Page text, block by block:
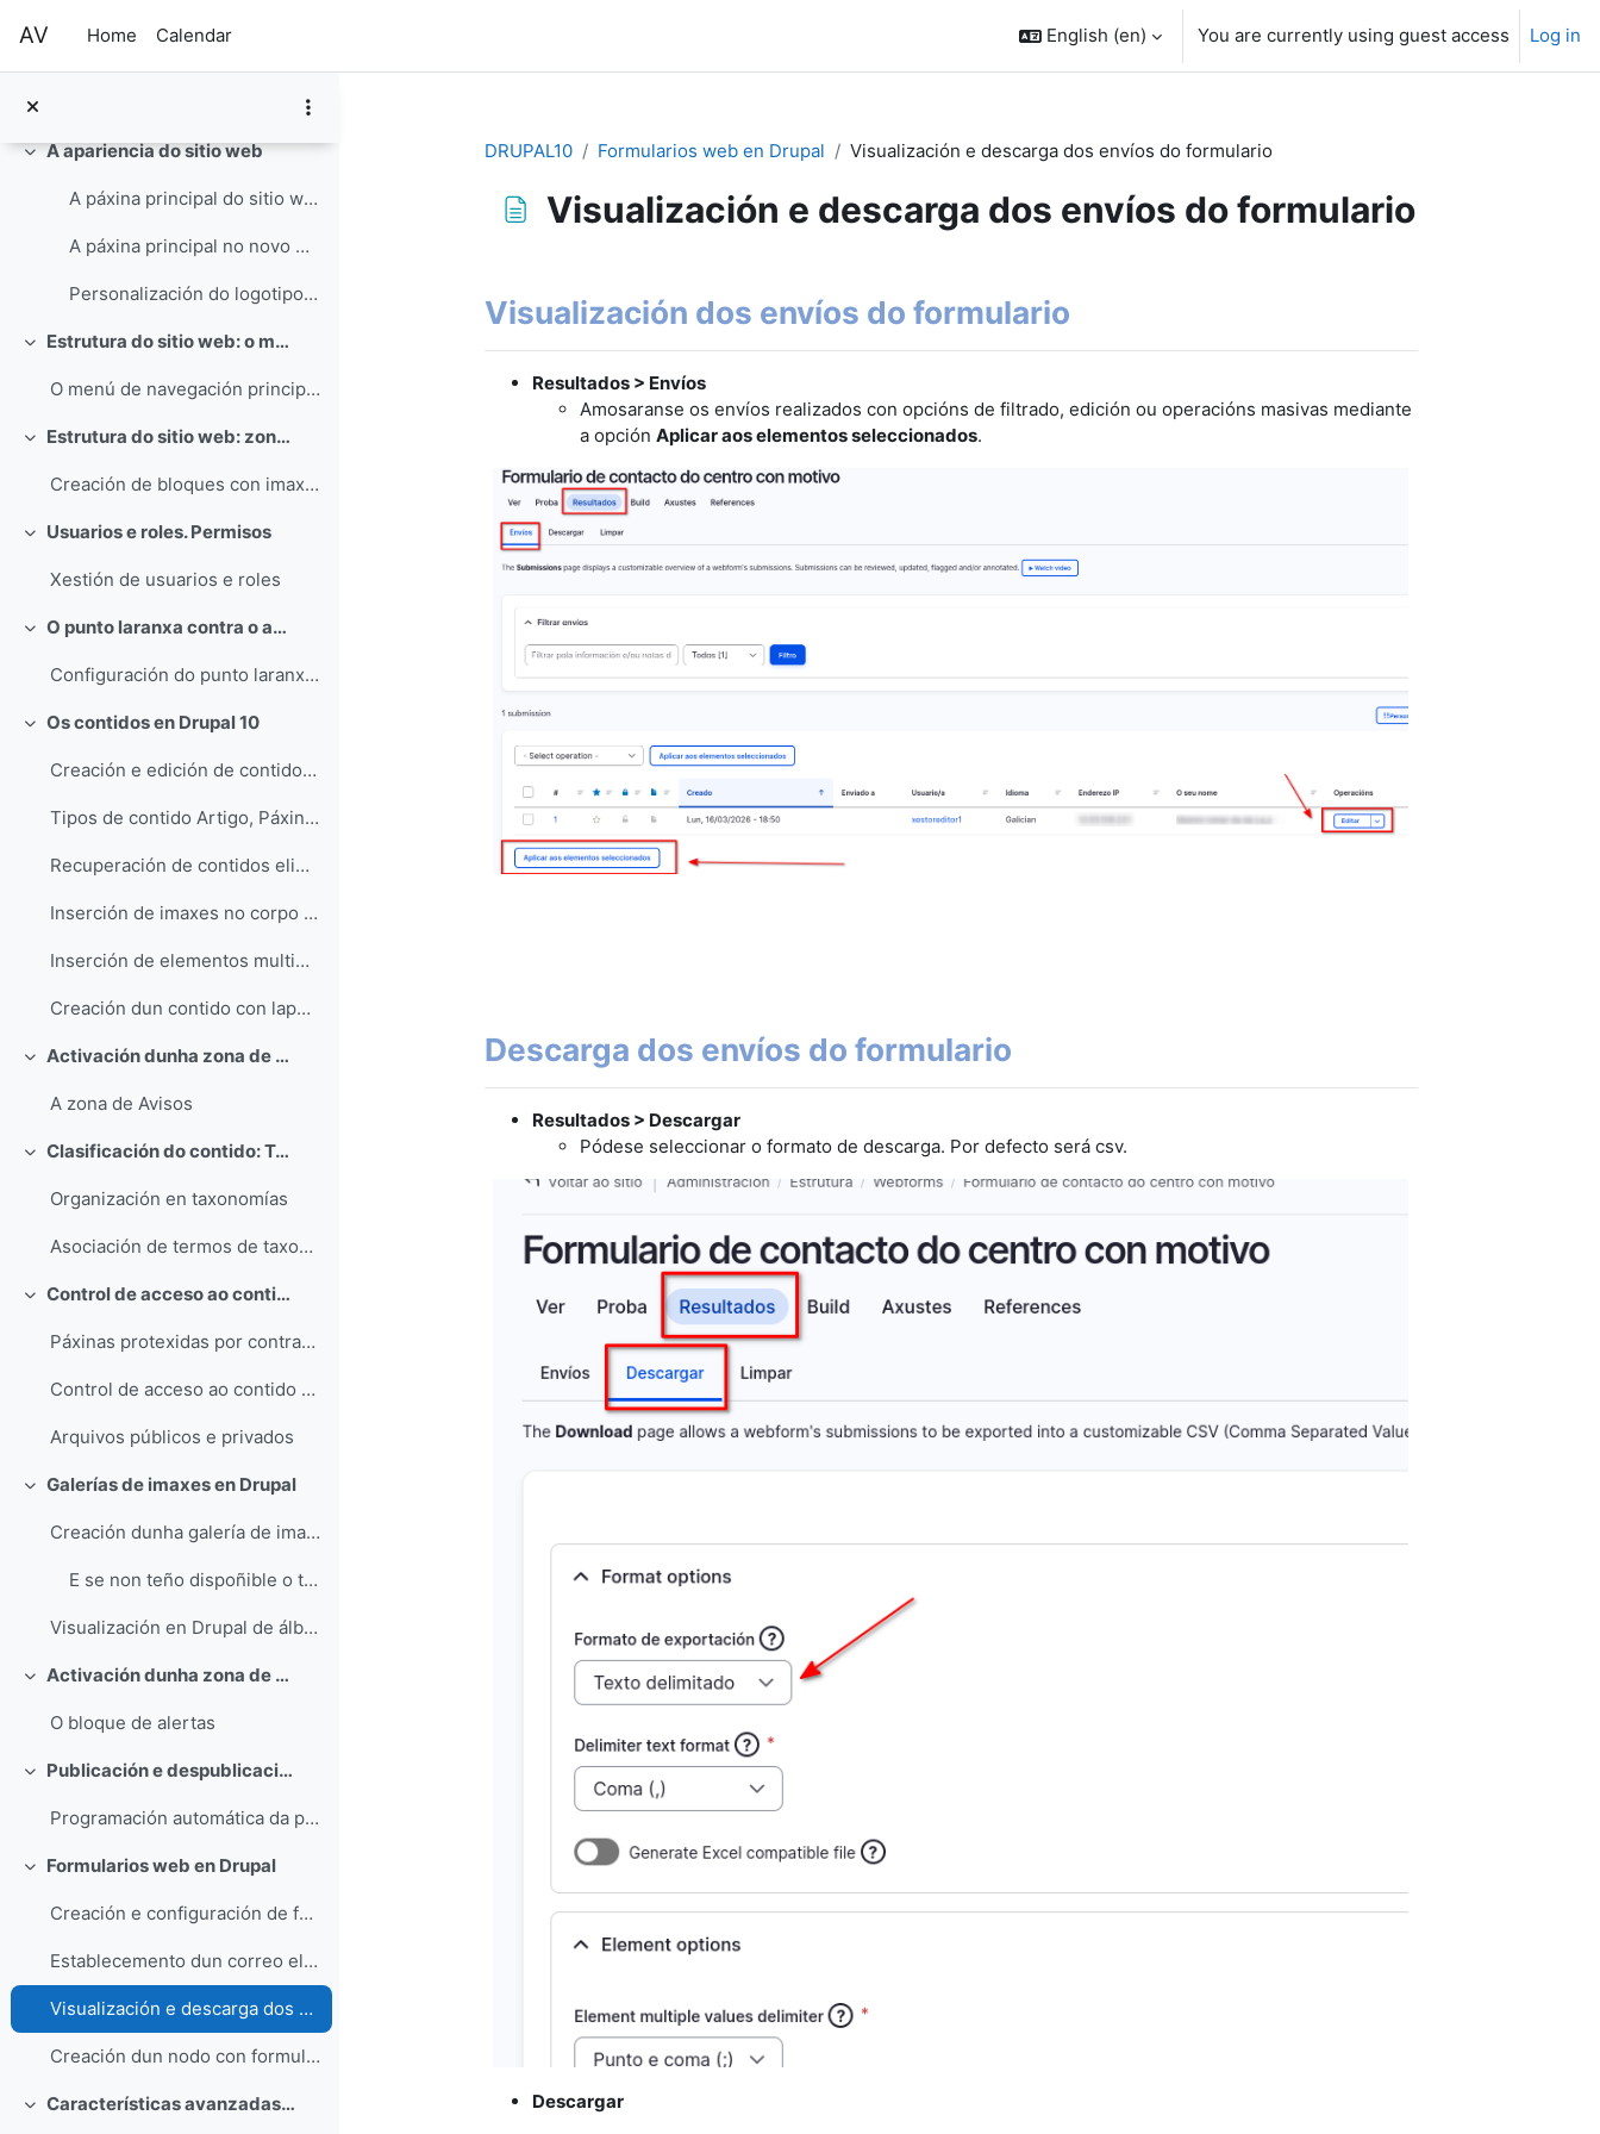
AV Home Calendar English ‎(en)‎ You are currently using guest access Log in
Collapse
A apariencia do sitio web
A páxina principal do sitio web (imaxe)
A páxina principal no novo modelo de web para centros educativos con Drupal 10
Personalización do logotipo coa marca do centro
Collapse Estrutura do sitio web: o menú de navegación principal
O menú de navegación principal do sitio web
Collapse Estrutura do sitio web: zonas de logos
Creación de bloques con imaxes nas zonas de logos
Collapse
Usuarios e roles. Permisos
Xestión de usuarios e roles
Collapse O punto laranxa contra o acoso escolar na web
Configuración do punto laranxa na web
Collapse
Os contidos en Drupal 10
Creación e edición de contido en Drupal
Tipos de contido Artigo, Páxina básica, Destaque e Evento
Recuperación de contidos eliminados: a papeleira
Inserción de imaxes no corpo do contido
Inserción de elementos multimedia no corpo do contido
Creación dun contido con lapelas
Collapse Activación dunha zona de avisos
A zona de Avisos
Collapse Clasificación do contido: Taxonomías e menús asociados
Organización en taxonomías
Asociación de termos de taxonomías a menús
Collapse Control de acceso ao contido
Páxinas protexidas por contrasinal
Control de acceso ao contido por termos de taxonomía
Arquivos públicos e privados
Collapse
Galerías de imaxes en Drupal
Creación dunha galería de imaxes en Drupal
E se non teño dispoñible o tipo de contido Galería no meu sitio web?
Visualización en Drupal de álbumes creados en Coppermine
Collapse Activación dunha zona de alertas
O bloque de alertas
Collapse Publicación e despublicación programada de contidos
Programación automática da publicación/despublicación de contidos
Collapse
Formularios web en Drupal
Creación e configuración de formularios web
Establecemento dun correo electrónico para as notificacións dos envíos do formulario
Visualización e descarga dos envíos do formulario
Creación dun nodo con formulario web integrado
Collapse Características avanzadas dos formularios web
DRUPAL10 Formularios web en Drupal Visualización e descarga dos envíos do formulario
Visualización e descarga dos envíos do formulario
Visualización dos envíos do formulario
Resultados > Envíos
Amosaranse os envíos realizados con opcións de filtrado, edición ou operacións masivas mediante
a opción Aplicar aos elementos seleccionados.
Descarga dos envíos do formulario
Resultados > Descargar
Pódese seleccionar o formato de descarga. Por defecto será csv.
Descargar